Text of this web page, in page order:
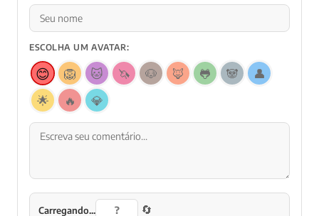
ESCOLHA UM AVATAR:
😊 🦁 🐱 🦄 🐶 🦊 🐸 🐼
👤
🌟
🔥 💎
Carregando... 🔄